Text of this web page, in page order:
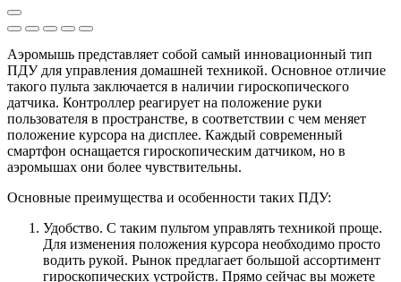
Аэромышь представляет собой самый инновационный тип
ПДУ для управления домашней техникой. Основное отличие
такого пульта заключается в наличии гироскопического
датчика. Контроллер реагирует на положение руки
пользователя в пространстве, в соответствии с чем меняет
положение курсора на дисплее. Каждый современный
смартфон оснащается гироскопическим датчиком, но в
аэромышах они более чувствительны.
Основные преимущества и особенности таких ПДУ:
Удобство. С таким пультом управлять техникой проще.
Для изменения положения курсора необходимо просто
водить рукой. Рынок предлагает большой ассортимент
гироскопических устройств. Прямо сейчас вы можете